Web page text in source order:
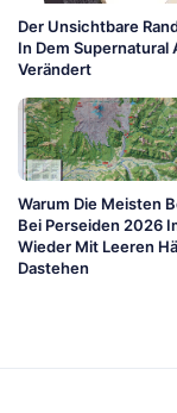
Der Unsichtbare
In Dem Supernatural
Verändert
Warum Die Meisten
Bei Perseiden 2026
Wieder Mit Leeren
Dastehen